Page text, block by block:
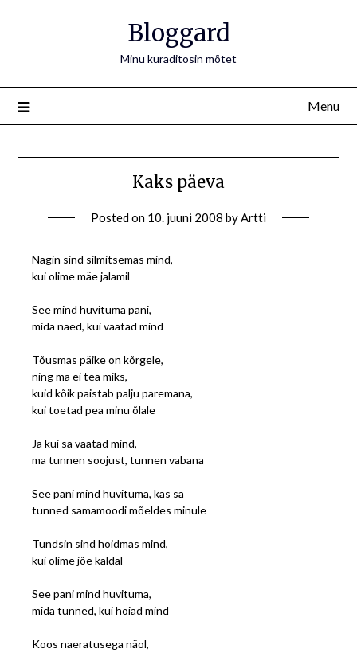
Bloggard
Minu kuraditosin mõtet
Menu
Kaks päeva
Posted on 10. juuni 2008 byArtti
Nägin sind silmitsemas mind,
kui olime mäe jalamil
See mind huvituma pani,
mida näed, kui vaatad mind
Tõusmas päike on kõrgele,
ning ma ei tea miks,
kuid kõik paistab palju paremana,
kui toetad pea minu õlale
Ja kui sa vaatad mind,
ma tunnen soojust, tunnen vabana
See pani mind huvituma, kas sa
tunned samamoodi mõeldes minule
Tundsin sind hoidmas mind,
kui olime jõe kaldal
See pani mind huvituma,
mida tunned, kui hoiad mind
Koos naeratusega näol,